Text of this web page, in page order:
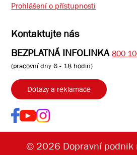
Prohlášení o přístupnosti
Kontaktujte nás
BEZPLATNÁ INFOLINKA 800
(pracovní dny 6 - 18 hodin)
Dotazy a reklamace
© 2026 Dopravní podnik